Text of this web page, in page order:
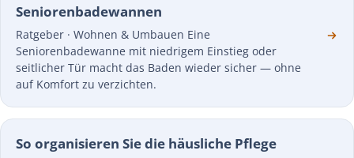
Seniorenbadewannen
Ratgeber · Wohnen & Umbauen Eine
Seniorenbadewanne mit niedrigem Einstieg oder
seitlicher Tür macht das Baden wieder sicher — ohne
auf Komfort zu verzichten.
So organisieren Sie die häusliche Pflege